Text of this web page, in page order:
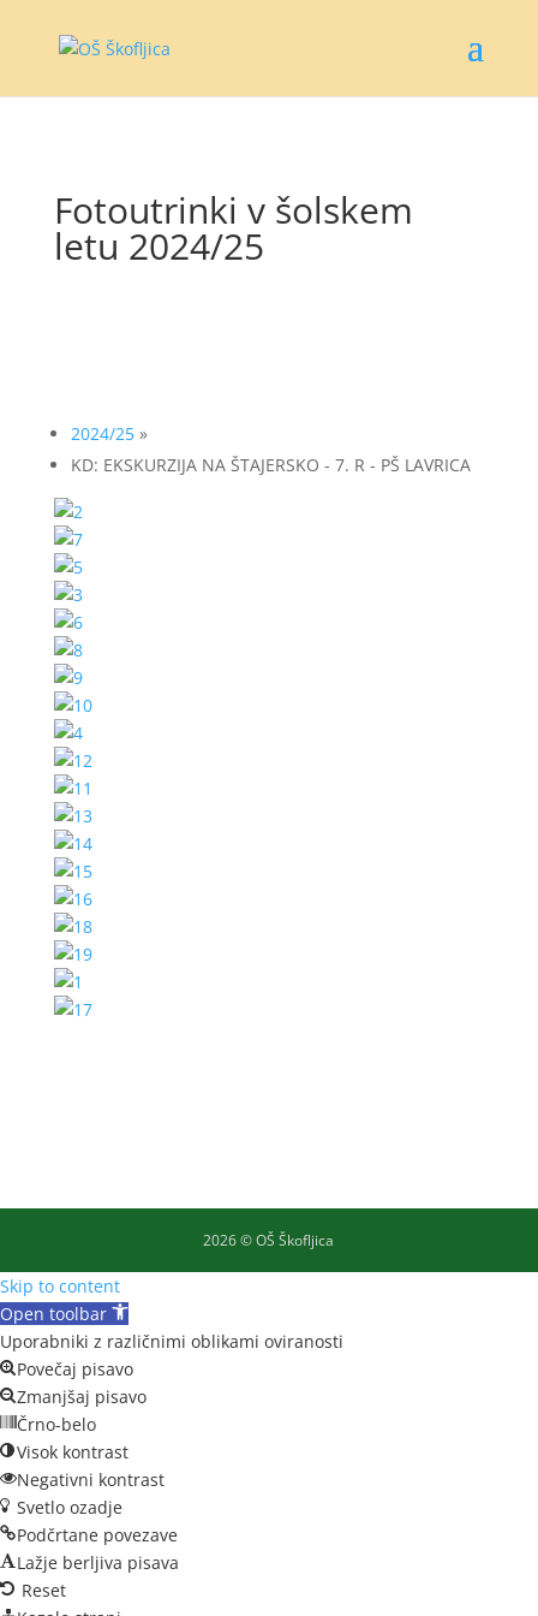
Fotoutrinki v šolskem
letu 2024/25
2024/25»
KD: EKSKURZIJA NA ŠTAJERSKO - 7. R - PŠ LAVRICA
2026 © OŠ Škofljica
Skip to content
Open toolbar
Uporabniki z različnimi oblikami oviranosti
Povečaj pisavo
Zmanjšaj pisavo
Črno-belo
Visok kontrast
Negativni kontrast
Svetlo ozadje
Podčrtane povezave
Lažje berljiva pisava
Reset